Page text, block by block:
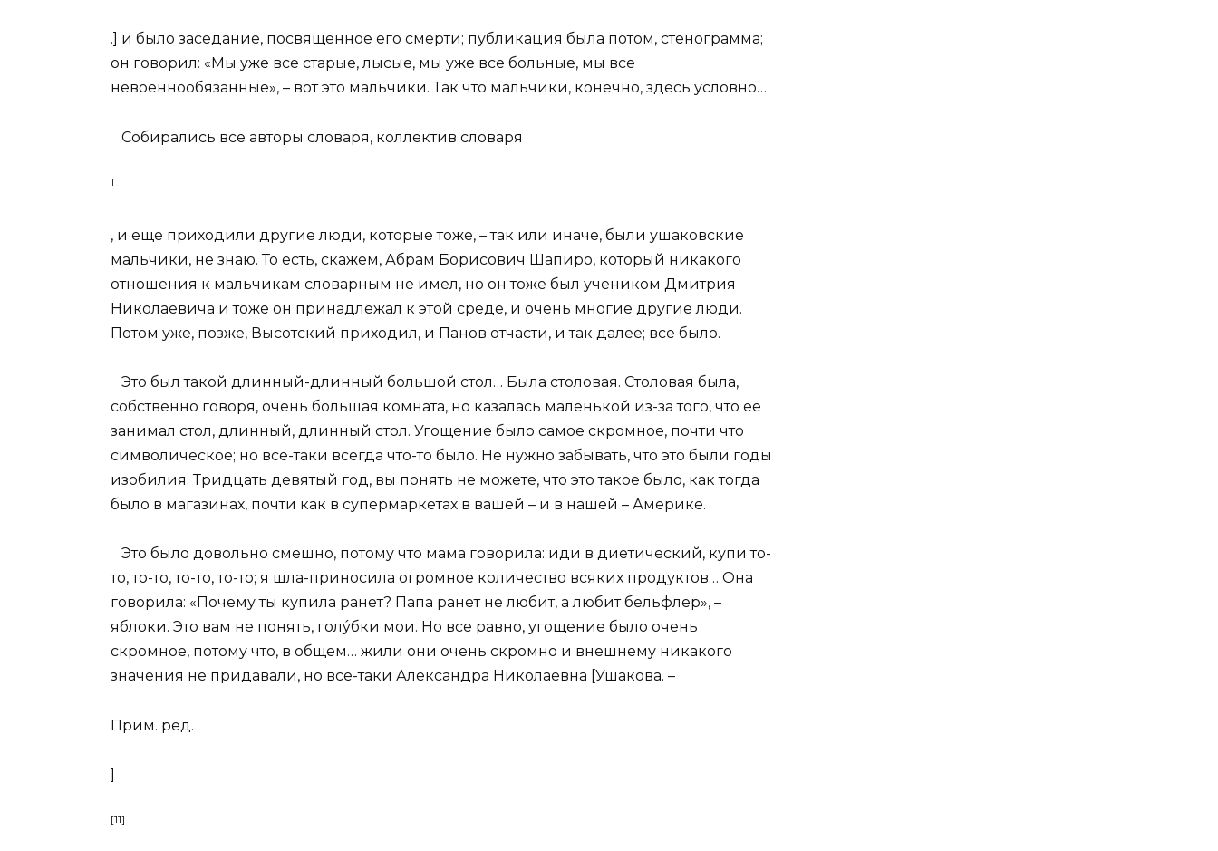
.] и было заседание, посвященное его смерти; публикация была потом, стенограмма;
он говорил: «Мы уже все старые, лысые, мы уже все больные, мы все
невоеннообязанные», – вот это мальчики. Так что мальчики, конечно, здесь условно…
Собирались все авторы словаря, коллектив словаря
1
, и еще приходили другие люди, которые тоже, – так или иначе, были ушаковские
мальчики, не знаю. То есть, скажем, Абрам Борисович Шапиро, который никакого
отношения к мальчикам словарным не имел, но он тоже был учеником Дмитрия
Николаевича и тоже он принадлежал к этой среде, и очень многие другие люди.
Потом уже, позже, Высотский приходил, и Панов отчасти, и так далее; все было.
Это был такой длинный-длинный большой стол… Была столовая. Столовая была,
собственно говоря, очень большая комната, но казалась маленькой из-за того, что ее
занимал стол, длинный, длинный стол. Угощение было самое скромное, почти что
символическое; но все-таки всегда что-то было. Не нужно забывать, что это были годы
изобилия. Тридцать девятый год, вы понять не можете, что это такое было, как тогда
было в магазинах, почти как в супермаркетах в вашей – и в нашей – Америке.
Это было довольно смешно, потому что мама говорила: иди в диетический, купи то-
то, то-то, то-то, то-то; я шла-приносила огромное количество всяких продуктов… Она
говорила: «Почему ты купила ранет? Папа ранет не любит, а любит бельфлер», –
яблоки. Это вам не понять, голýбки мои. Но все равно, угощение было очень
скромное, потому что, в общем… жили они очень скромно и внешнему никакого
значения не придавали, но все-таки Александра Николаевна [Ушакова. –
Прим. ред.
]
[11]